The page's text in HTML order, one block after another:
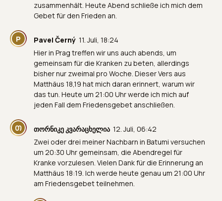
zusammenhält. Heute Abend schließe ich mich dem
Gebet für den Frieden an.
P Pavel Černý 11. Juli, 18:24
Hier in Prag treffen wir uns auch abends, um
gemeinsam für die Kranken zu beten, allerdings
bisher nur zweimal pro Woche. Dieser Vers aus
Matthäus 18,19 hat mich daran erinnert, warum wir
das tun. Heute um 21:00 Uhr werde ich mich auf
jeden Fall dem Friedensgebet anschließen.
Თ თორნიკე კვარაცხელია 12. Juli, 06:42
Zwei oder drei meiner Nachbarn in Batumi versuchen
um 20:30 Uhr gemeinsam, die Abendregel für
Kranke vorzulesen. Vielen Dank für die Erinnerung an
Matthäus 18:19. Ich werde heute genau um 21:00 Uhr
am Friedensgebet teilnehmen.